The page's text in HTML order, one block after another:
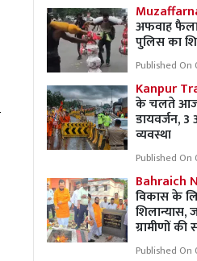
अफवाह
पुलिस का
Published On
Kanpur
के चलते आज
डायवर्जन,
व्यवस्था
Published
Bahraich
विकास के
शिलान्यास,
ग्रामीणों की
Published